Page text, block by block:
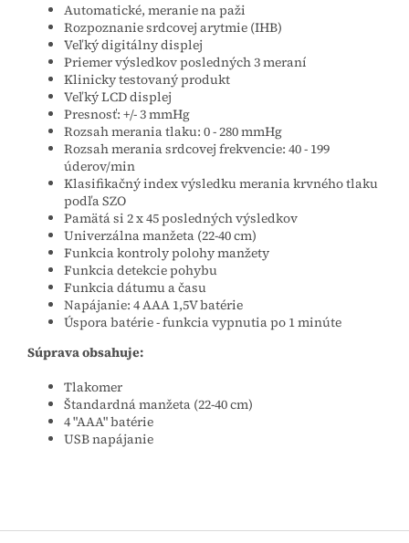
Automatické, meranie na paži
Rozpoznanie srdcovej arytmie (IHB)
Veľký digitálny displej
Priemer výsledkov posledných 3 meraní
Klinicky testovaný produkt
Veľký LCD displej
Presnosť: +/- 3 mmHg
Rozsah merania tlaku: 0 - 280 mmHg
Rozsah merania srdcovej frekvencie: 40 - 199
úderov/min
Klasifikačný index výsledku merania krvného tlaku
podľa SZO
Pamätá si 2 x 45 posledných výsledkov
Univerzálna manžeta (22-40 cm)
Funkcia kontroly polohy manžety
Funkcia detekcie pohybu
Funkcia dátumu a času
Napájanie: 4 AAA 1,5V batérie
Úspora batérie - funkcia vypnutia po 1 minúte
Súprava obsahuje:
Tlakomer
Štandardná manžeta (22-40 cm)
4 "AAA" batérie
USB napájanie